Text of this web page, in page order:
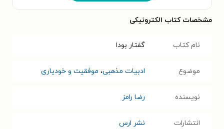
مشخصات کتاب الکترونیکی
نام کتاب گفتار بودا
موضوع ادبیات مذهبی، موفقیت و خودیاری
نویسنده رضا رامز
انتشارات نشر ارس